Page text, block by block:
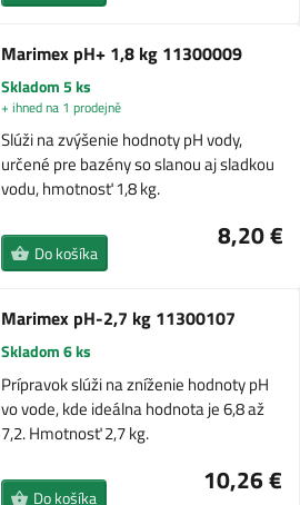
Marimex pH+ 1,8 kg 11300009
Skladom 5 ks
+ ihned na 1 prodejně
Slúži na zvýšenie hodnoty pH vody,
určené pre bazény so slanou aj sladkou
vodu, hmotnosť 1,8 kg.
8,20 €
Do košíka
Marimex pH-2,7 kg 11300107
Skladom 6 ks
Prípravok slúži na zníženie hodnoty pH
vo vode, kde ideálna hodnota je 6,8 až
7,2. Hmotnosť 2,7 kg.
10,26 €
Do košíka